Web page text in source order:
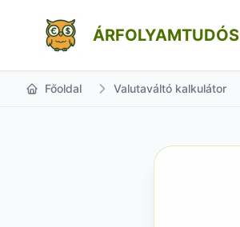
ÁRFOLYAMTUDÓS
Főoldal Valutaváltó kalkulátor